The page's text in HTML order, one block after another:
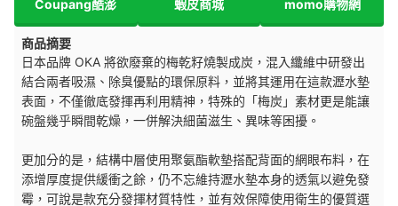
Coupang酷澎 蝦皮商城 momo購物網
商品摘要
日本品牌 OKA 將欲廢棄的梅乾籽燒製成炭，混入纖維中研發出
結合兩者吸濕、除臭優點的環保原料，並將其運用在這款瀝水墊
表面，不僅徹底發揮再利用精神，特殊的「梅炭」素材更是能讓
碗盤幾乎瞬間乾燥，一併解決細菌滋生、異味等困擾。
更加分的是，結構中層使用聚氨酯軟墊搭配背面的網眼布料，在
添增厚度提供緩衝之餘，仍不忘維持瀝水墊本身的透氣以避免發
霉，可說是款充分發揮材質特性，並有效保障使用衛生的優質選